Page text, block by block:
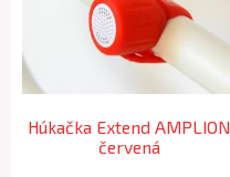
Húkačka Extend AMPLION
červená